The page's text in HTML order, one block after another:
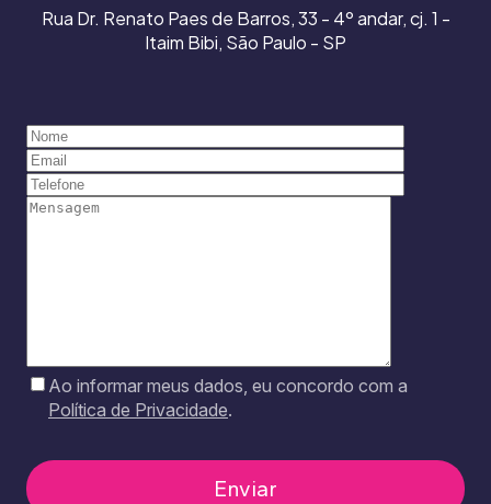
Rua Dr. Renato Paes de Barros, 33 - 4º andar, cj. 1 -
Itaim Bibi, São Paulo - SP
Ao informar meus dados, eu concordo com a
Política de Privacidade.